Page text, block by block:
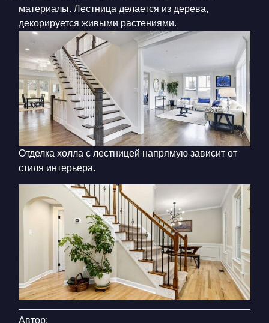
материалы. Лестница делается из дерева,
декорируется живыми растениями.
Отделка холла с лестницей напрямую зависит от
стиля интерьера.
Автор: